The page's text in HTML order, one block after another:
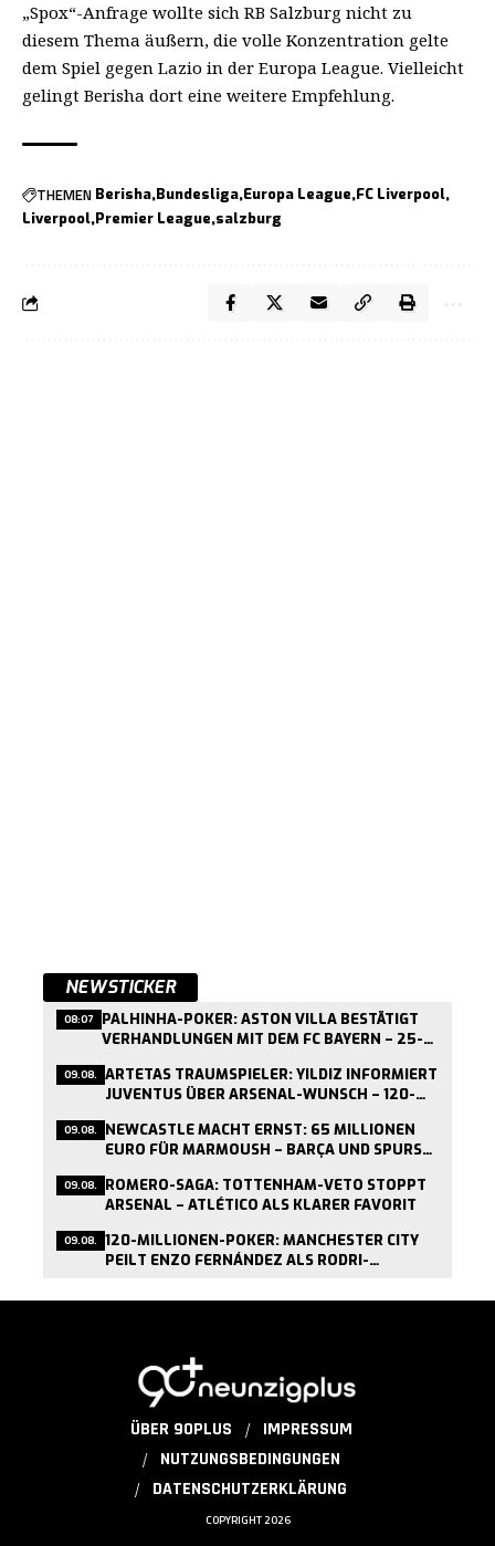
„Spox“-Anfrage wollte sich RB Salzburg nicht zu
diesem Thema äußern, die volle Konzentration gelte
dem Spiel gegen Lazio in der Europa League. Vielleicht
gelingt Berisha dort eine weitere Empfehlung.
THEMEN Berisha Bundesliga Europa League FC Liverpool
Liverpool Premier League salzburg
NEWSTICKER
08:07 PALHINHA-POKER: ASTON VILLA BESTÄTIGT
VERHANDLUNGEN MIT DEM FC BAYERN – 25-
09.08. ARTETAS TRAUMSPIELER: YILDIZ INFORMIERT
JUVENTUS ÜBER ARSENAL-WUNSCH – 120-
09.08. NEWCASTLE MACHT ERNST: 65 MILLIONEN
EURO FÜR MARMOUSH – BARÇA UND SPURS
09.08. ROMERO-SAGA: TOTTENHAM-VETO STOPPT
ARSENAL – ATLÉTICO ALS KLARER FAVORIT
09.08. 120-MILLIONEN-POKER: MANCHESTER CITY
PEILT ENZO FERNÁNDEZ ALS RODRI-
ÜBER 90PLUS
IMPRESSUM
NUTZUNGSBEDINGUNGEN
DATENSCHUTZERKLÄRUNG
COPYRIGHT 2026